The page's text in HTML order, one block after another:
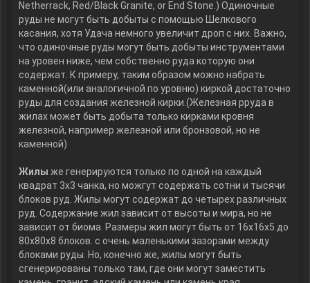
Netherrack, Red/Black Granite, or End Stone.) Одиночные
руды не могут быть добыты с помощью Шелкового
касания, хотя Удача немного увеличит дроп с них. Важно,
что одиночные руды могут быть добыты инструментами
на уровен ниже, чем собственно руда которую они
содержат. К примеру, таким образом можно набрать
каменной(или аналогичной по уровню) киркой достаточно
руды для создания железной кирки.(Железная рруда в
жилах может быть добыта только кирками кровня
железной, например железной или бронзовой, но не
каменной)
Жилы же генерируются только по одной на каждый
квадрат 3х3 чанка, но можгут содержать сотни и тысячи
блоков руд. Жилы могут содержат до четырех различных
руд. Содержание жил зависит от высоты и мира, но не
зависит от биома. Размеры жил могут быть от 16х16х5 до
80х80х8 блоков. с очень маленькими зазорами между
блоками руды. Но, конечно же, жилы могут быть
сгенерированы только там, где они могут заместить